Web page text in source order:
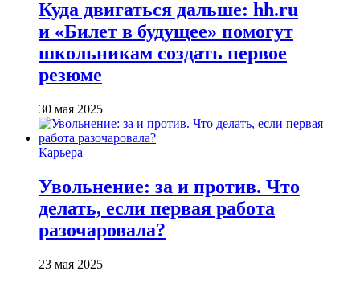
Куда двигаться дальше: hh.ru
и «Билет в будущее» помогут
школьникам создать первое
резюме
30 мая 2025
Карьера
Увольнение: за и против. Что
делать, если первая работа
разочаровала?
23 мая 2025